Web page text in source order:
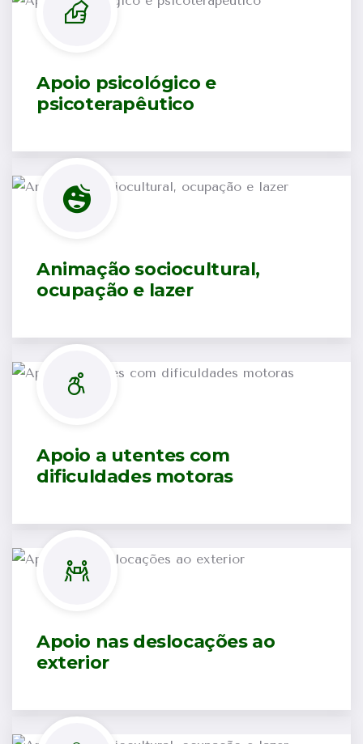
Apoio psicológico e
psicoterapêutico
Animação sociocultural,
ocupação e lazer
Apoio a utentes com
dificuldades motoras
Apoio nas deslocações ao
exterior